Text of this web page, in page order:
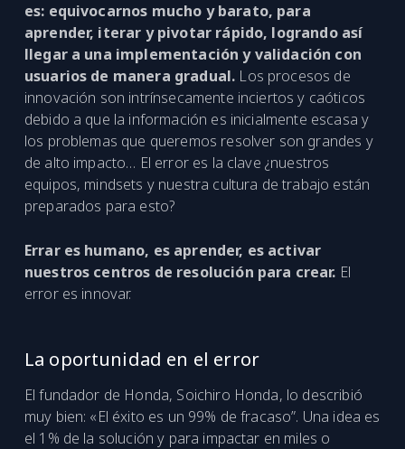
es: equivocarnos mucho y barato, para
aprender, iterar y pivotar rápido, logrando así
llegar a una implementación y validación con
usuarios de manera gradual. Los procesos de
innovación son intrínsecamente inciertos y caóticos
debido a que la información es inicialmente escasa y
los problemas que queremos resolver son grandes y
de alto impacto… El error es la clave ¿nuestros
equipos, mindsets y nuestra cultura de trabajo están
preparados para esto?
Errar es humano, es aprender, es activar
nuestros centros de resolución para crear. El
error es innovar.
La oportunidad en el error
El fundador de Honda, Soichiro Honda, lo describió
muy bien: «El éxito es un 99% de fracaso”. Una idea es
el 1% de la solución y para impactar en miles o